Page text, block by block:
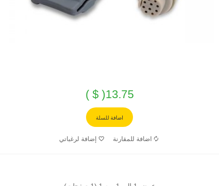
13.75( $ )
اضافة للسلة
اضافة للمقارنة إضافة لرغباتي